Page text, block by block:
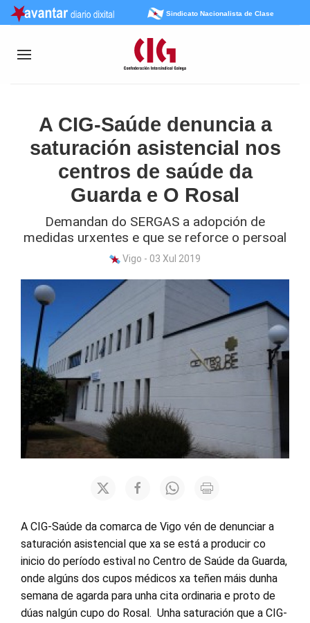
Sindicato Nacionalista de Clase
A CIG-Saúde denuncia a
saturación asistencial nos
centros de saúde da
Guarda e O Rosal
Demandan do SERGAS a adopción de
medidas urxentes e que se reforce o persoal
Vigo - 03 Xul 2019
A CIG-Saúde da comarca de Vigo vén de denunciar a
saturación asistencial que xa se está a producir co
inicio do período estival no Centro de Saúde da Guarda,
onde algúns dos cupos médicos xa teñen máis dunha
semana de agarda para unha cita ordinaria e proto de
dúas nalgún cupo do Rosal. Unha saturación que a CIG-